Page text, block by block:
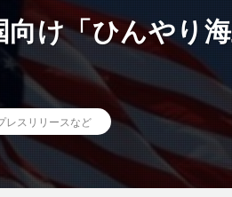
け「ひんやり
レスリリースなど